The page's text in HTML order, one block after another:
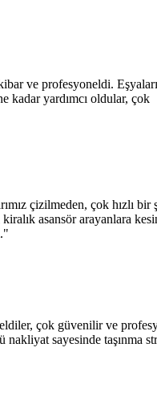
ve profesyoneldi.
kadar yardımcı oldular, çok
çizilmeden, çok hızlı bir
kiralık asansör arayanlara
"
çok güvenilir ve
nakliyat sayesinde taşınma